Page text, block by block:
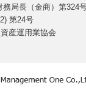
局長（金商）第324
第24号
産運用業協会